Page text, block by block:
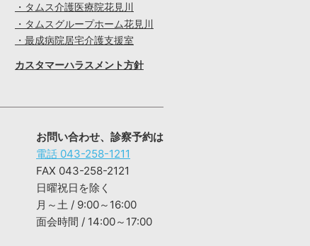
・タムス介護医療院花見川
・タムスグループホーム花見川
・最成病院居宅介護支援室
カスタマーハラスメント方針
お問い合わせ、診察予約は
電話 043-258-1211
FAX 043-258-2121
日曜祝日を除く
月～土 / 9:00～16:00
面会時間 / 14:00～17:00